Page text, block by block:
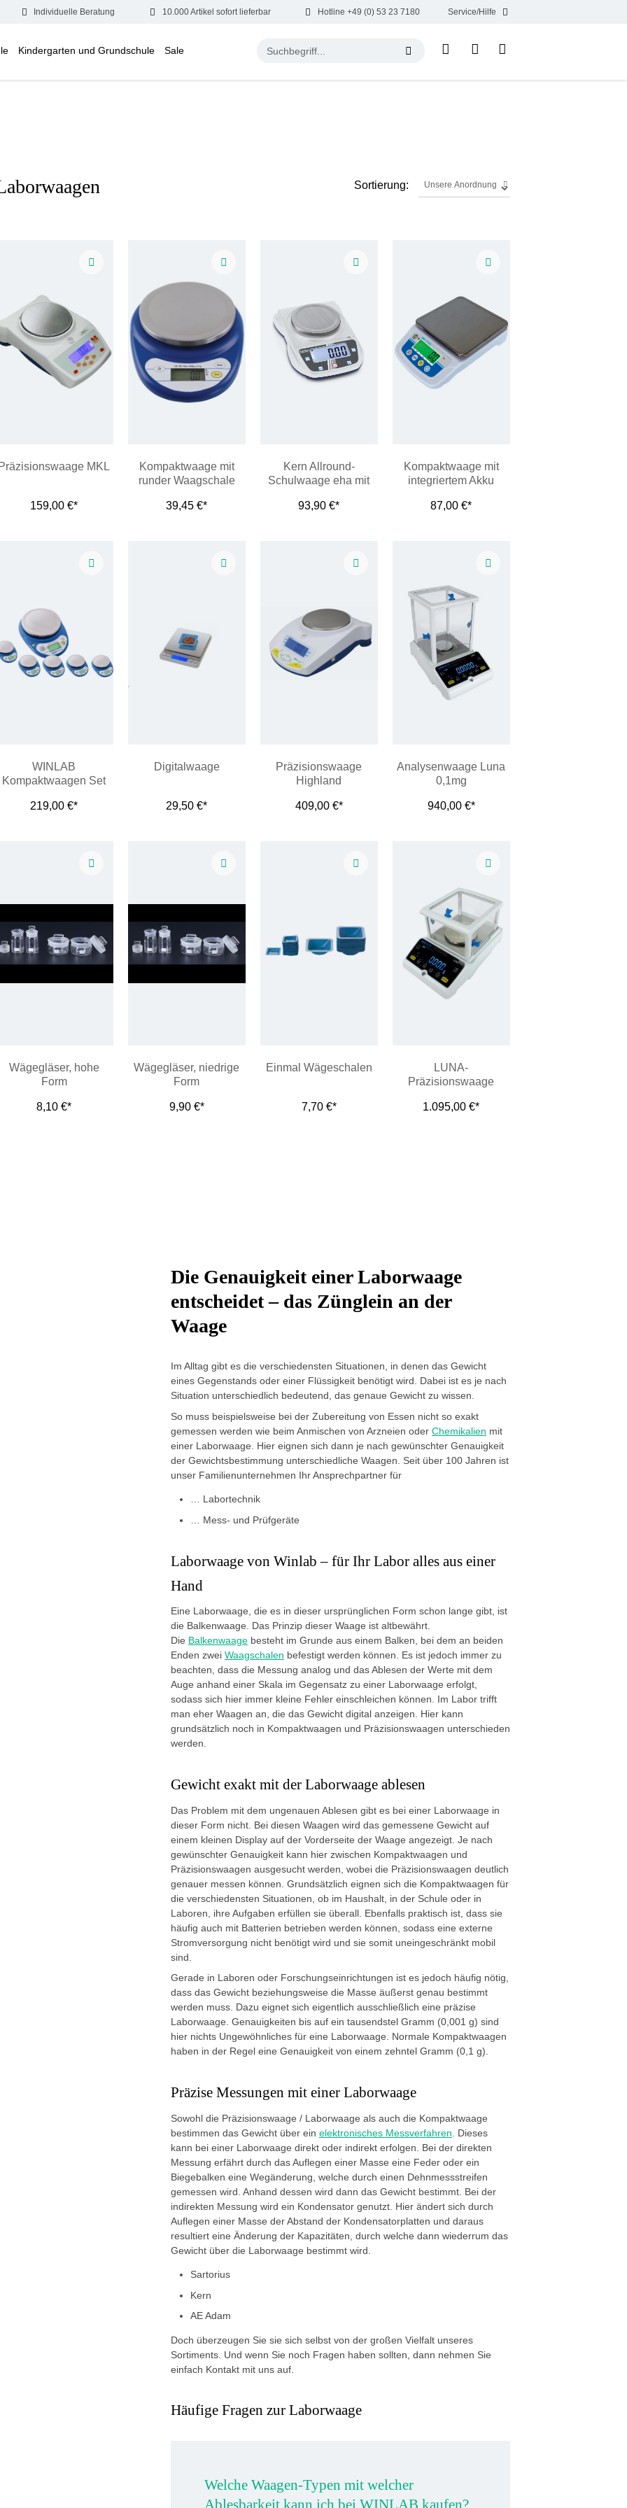
Individuelle Beratung 10.000 Artikel sofort lieferbar Hotline +49 (0) 53 23 7180 Service/Hilfe
Kindergarten und Grundschule Sale
Sortierung:
Präzisionswaage MKL
159,00 €*
Kompaktwaage mit
runder Waagschale
39,45 €*
Kern Allround-
Schulwaage eha mit
93,90 €*
Kompaktwaage mit
integriertem Akku
87,00 €*
WINLAB
Kompaktwaagen Set
219,00 €*
Digitalwaage
29,50 €*
Präzisionswaage
Highland
409,00 €*
Analysenwaage Luna
0,1mg
940,00 €*
Wägegläser, hohe
Form
8,10 €*
Wägegläser, niedrige
Form
9,90 €*
Einmal Wägeschalen
7,70 €*
LUNA-
Präzisionswaage
1.095,00 €*
Die Genauigkeit einer Laborwaage
entscheidet – das Zünglein an der
Waage
Im Alltag gibt es die verschiedensten Situationen, in denen das Gewicht
eines Gegenstands oder einer Flüssigkeit benötigt wird. Dabei ist es je nach
Situation unterschiedlich bedeutend, das genaue Gewicht zu wissen.
So muss beispielsweise bei der Zubereitung von Essen nicht so exakt
gemessen werden wie beim Anmischen von Arzneien oder Chemikalien mit
einer Laborwaage. Hier eignen sich dann je nach gewünschter Genauigkeit
der Gewichtsbestimmung unterschiedliche Waagen. Seit über 100 Jahren ist
unser Familienunternehmen Ihr Ansprechpartner für
… Labortechnik
… Mess- und Prüfgeräte
Laborwaage von Winlab – für Ihr Labor alles aus einer
Hand
Eine Laborwaage, die es in dieser ursprünglichen Form schon lange gibt, ist
die Balkenwaage. Das Prinzip dieser Waage ist altbewährt.
Die Balkenwaage besteht im Grunde aus einem Balken, bei dem an beiden
Enden zwei Waagschalen befestigt werden können. Es ist jedoch immer zu
beachten, dass die Messung analog und das Ablesen der Werte mit dem
Auge anhand einer Skala im Gegensatz zu einer Laborwaage erfolgt,
sodass sich hier immer kleine Fehler einschleichen können. Im Labor trifft
man eher Waagen an, die das Gewicht digital anzeigen. Hier kann
grundsätzlich noch in Kompaktwaagen und Präzisionswaagen unterschieden
werden.
Gewicht exakt mit der Laborwaage ablesen
Das Problem mit dem ungenauen Ablesen gibt es bei einer Laborwaage in
dieser Form nicht. Bei diesen Waagen wird das gemessene Gewicht auf
einem kleinen Display auf der Vorderseite der Waage angezeigt. Je nach
gewünschter Genauigkeit kann hier zwischen Kompaktwaagen und
Präzisionswaagen ausgesucht werden, wobei die Präzisionswaagen deutlich
genauer messen können. Grundsätzlich eignen sich die Kompaktwaagen für
die verschiedensten Situationen, ob im Haushalt, in der Schule oder in
Laboren, ihre Aufgaben erfüllen sie überall. Ebenfalls praktisch ist, dass sie
häufig auch mit Batterien betrieben werden können, sodass eine externe
Stromversorgung nicht benötigt wird und sie somit uneingeschränkt mobil
sind.
Gerade in Laboren oder Forschungseinrichtungen ist es jedoch häufig nötig,
dass das Gewicht beziehungsweise die Masse äußerst genau bestimmt
werden muss. Dazu eignet sich eigentlich ausschließlich eine präzise
Laborwaage. Genauigkeiten bis auf ein tausendstel Gramm (0,001 g) sind
hier nichts Ungewöhnliches für eine Laborwaage. Normale Kompaktwaagen
haben in der Regel eine Genauigkeit von einem zehntel Gramm (0,1 g).
Präzise Messungen mit einer Laborwaage
Sowohl die Präzisionswaage / Laborwaage als auch die Kompaktwaage
bestimmen das Gewicht über ein elektronisches Messverfahren . Dieses
kann bei einer Laborwaage direkt oder indirekt erfolgen. Bei der direkten
Messung erfährt durch das Auflegen einer Masse eine Feder oder ein
Biegebalken eine Wegänderung, welche durch einen Dehnmessstreifen
gemessen wird. Anhand dessen wird dann das Gewicht bestimmt. Bei der
indirekten Messung wird ein Kondensator genutzt. Hier ändert sich durch
Auflegen einer Masse der Abstand der Kondensatorplatten und daraus
resultiert eine Änderung der Kapazitäten, durch welche dann wiederrum das
Gewicht über die Laborwaage bestimmt wird.
Sartorius
Kern
AE Adam
Doch überzeugen Sie sie sich selbst von der großen Vielfalt unseres
Sortiments. Und wenn Sie noch Fragen haben sollten, dann nehmen Sie
einfach Kontakt mit uns auf.
Häufige Fragen zur Laborwaage
Welche Waagen-Typen mit welcher
Ablesbarkeit kann ich bei WINLAB kaufen?